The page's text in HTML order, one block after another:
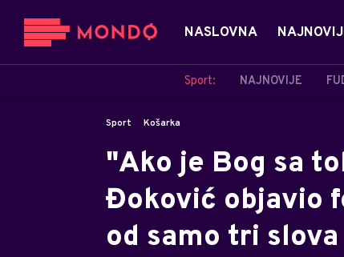
NASLOVNA
Sport: NAJNOVIJE
Sport Košarka
"Ako je Bog sa
Đoković objavio
od samo tri slova